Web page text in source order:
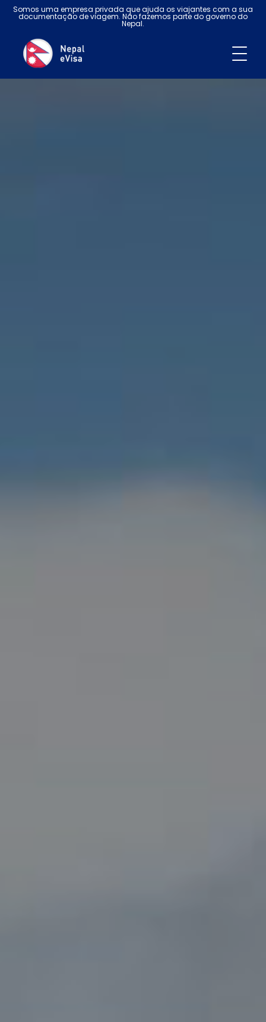
Somos uma empresa privada que ajuda os viajantes com a sua
documentação de viagem. Não fazemos parte do governo do
Nepal.